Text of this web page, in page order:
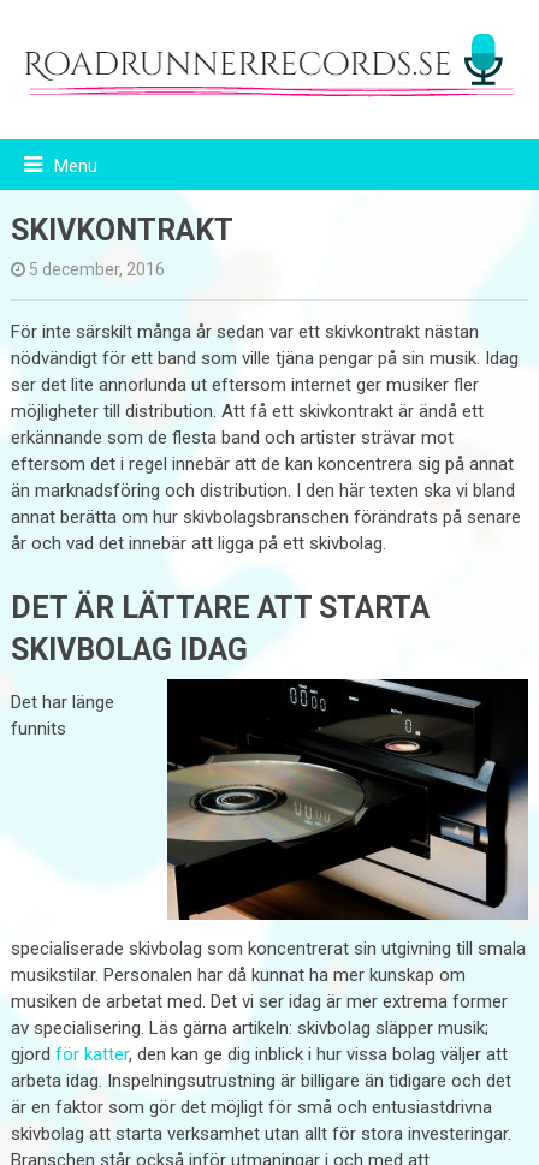
Menu
SKIVKONTRAKT
5 december, 2016
För inte särskilt många år sedan var ett skivkontrakt nästan
nödvändigt för ett band som ville tjäna pengar på sin musik. Idag
ser det lite annorlunda ut eftersom internet ger musiker fler
möjligheter till distribution. Att få ett skivkontrakt är ändå ett
erkännande som de flesta band och artister strävar mot
eftersom det i regel innebär att de kan koncentrera sig på annat
än marknadsföring och distribution. I den här texten ska vi bland
annat berätta om hur skivbolagsbranschen förändrats på senare
år och vad det innebär att ligga på ett skivbolag.
DET ÄR LÄTTARE ATT STARTA
SKIVBOLAG IDAG
Det har länge
funnits
specialiserade skivbolag som koncentrerat sin utgivning till smala
musikstilar. Personalen har då kunnat ha mer kunskap om
musiken de arbetat med. Det vi ser idag är mer extrema former
av specialisering. Läs gärna artikeln: skivbolag släpper musik;
gjord för katter, den kan ge dig inblick i hur vissa bolag väljer att
arbeta idag. Inspelningsutrustning är billigare än tidigare och det
är en faktor som gör det möjligt för små och entusiastdrivna
skivbolag att starta verksamhet utan allt för stora investeringar.
Branschen står också inför utmaningar i och med att